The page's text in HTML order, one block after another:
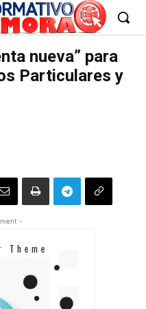
nueva” para
Particulares y
-